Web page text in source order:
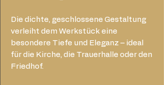
Die dichte, geschlossene Gestaltung
verleiht dem Werkstück eine
besondere Tiefe und Eleganz – ideal
für die Kirche, die Trauerhalle oder den
Friedhof.